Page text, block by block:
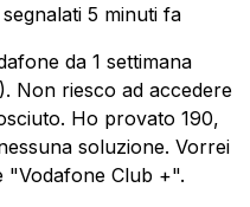
5 minuti fa
da 1 settimana
Non riesco ad accedere
Ho provato 190,
soluzione. Vorrei
"Vodafone Club +".